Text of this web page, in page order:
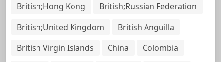
British;Hong Kong
British;Russian Federation
British;United Kingdom
British Anguilla
British Virgin Islands
China
Colombia